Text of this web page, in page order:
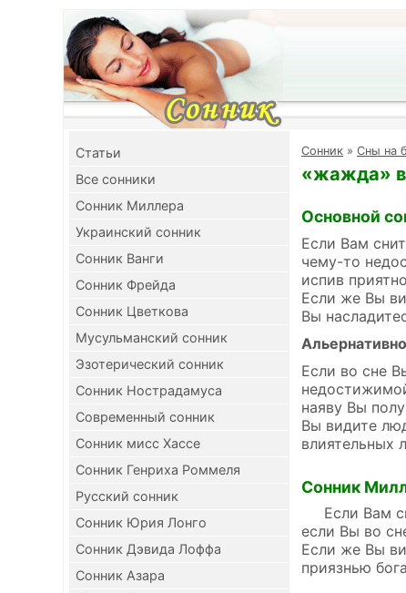
Cтатьи
Все сонники
Сонник Миллера
Украинский сонник
Сонник Ванги
Сонник Фрейда
Сонник Цветкова
Мусульманский сонник
Эзотерический сонник
Сонник Нострадамуса
Современный сонник
Сонник мисс Хассе
Сонник Генриха Роммеля
Русский сонник
Сонник Юрия Лонго
Сонник Дэвида Лоффа
Сонник Азара
Cонник » Сны на
«жажда»
Основной
Если Вам
чему-то
испив
Если же Вы
Вы
Если во сне
наяву Вы
Вы видите
влиятельных
Сонник
Если Вам
если Вы во
Если же Вы
приязнью